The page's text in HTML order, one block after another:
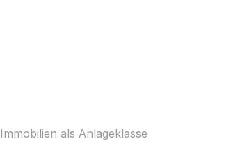
Immobilien als Anlageklasse